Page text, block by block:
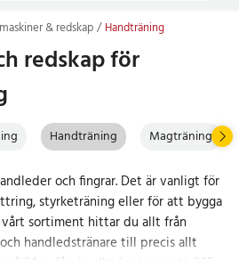
& redskap Handträning
redskap för
Handträning Magträning
och fingrar. Det är vanligt för
styrketräning eller för att bygga
vårt sortiment hittar du allt från
handledstränare till precis allt